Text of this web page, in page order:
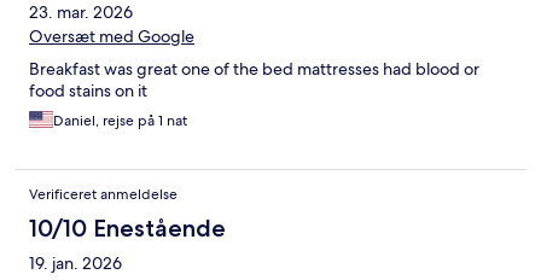
23. mar. 2026
Oversæt med Google
Breakfast was great one of the bed mattresses had blood or
food stains on it
Daniel, rejse på 1 nat
Verificeret anmeldelse
10/10 Enestående
19. jan. 2026